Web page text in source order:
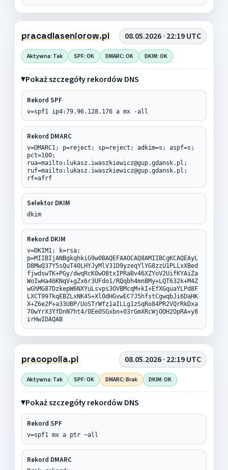
pracadlaseniorow.pl 08.05.2026 · 22:19 UTC
Aktywna: Tak SPF: OK DMARC: OK DKIM: OK
Pokaż szczegóły rekordów DNS
Rekord SPF
v=spf1 ip4:79.96.128.176 a mx -all
Rekord DMARC
v=DMARC1; p=reject; sp=reject; adkim=s; aspf=s;
pct=100;
rua=mailto:lukasz.iwaszkiewicz@gup.gdansk.pl;
ruf=mailto:lukasz.iwaszkiewicz@gup.gdansk.pl;
rf=afrf
Selektor DKIM
dkim
Rekord DKIM
v=DKIM1; k=rsa;
p=MIIBIjANBgkqhkiG9w0BAQEFAAOCAQ8AMIIBCgKCAQEAyL
D8MwQ37Y5sQuT40LHYJyMlV31D9yzeqYlYG8zzU1PLLxXBed
fjwdswTK+PGy/dwqRcK0wO8txIPRaBv46XZYoV2UifKYAiZa
WoIwHa46KNqV+gZx6r3UFdo1/RQqbh4mnBMy+LQT632k+M4Z
wGhMG87DzkepW6NXYuLsvps3OVBMcqM+kI+EfXGquaYLPd8F
LXCT997kqEBZLxNK4S+Xl0dHGvwEC7J5hfstCgwqbJi6DaHK
X+Z6e2P+a33UBP/UoSTrWfz1aILLg1zSqRo84PR2VQrRkDxa
70wYrX3YfDnN7ht4/0Ee0SGxbn+03rGmXRcWjOOH2OpRA+y8
irHwIDAQAB
pracopolia.pl 08.05.2026 · 22:19 UTC
Aktywna: Tak SPF: OK DMARC: Brak DKIM: OK
Pokaż szczegóły rekordów DNS
Rekord SPF
v=spf1 mx a ptr ~all
Rekord DMARC